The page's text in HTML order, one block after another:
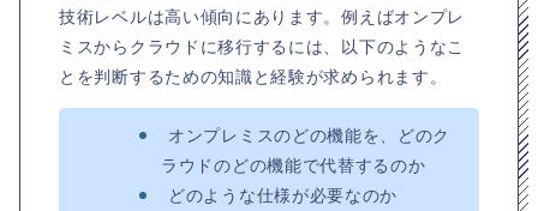
技術レベルは高い傾向にあります。例えばオンプレ
ミスからクラウドに移行するには、以下のようなこ
とを判断するための知識と経験が求められます。
オンプレミスのどの機能を、どのク
ラウドのどの機能で代替するのか
どのような仕様が必要なのか